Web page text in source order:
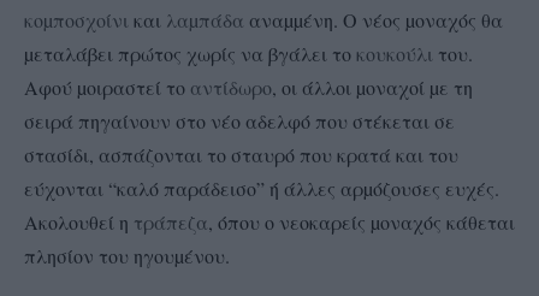
κοµποσχοίνι και λαµπάδα αναµµένη. Ο νέος µοναχός θα
µεταλάβει πρώτος χωρίς να βγάλει το κουκούλι του.
Αφού µοιραστεί το αντίδωρο, οι άλλοι µοναχοί µε τη
σειρά πηγαίνουν στο νέο αδελφό που στέκεται σε
στασίδι, ασπάζονται το σταυρό που κρατά και του
εύχονται “καλό παράδεισο” ή άλλες αρµόζουσες ευχές.
Ακολουθεί η τράπεζα, όπου ο νεοκαρείς µοναχός κάθεται
πλησίον του ηγουµένου.